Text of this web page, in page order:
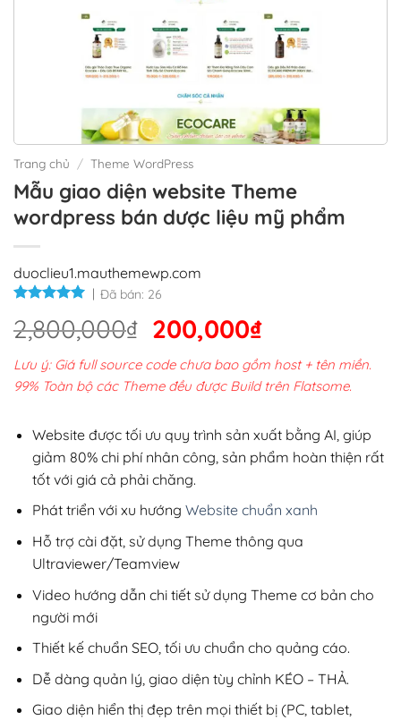
Trang chủ / Theme WordPress
Mẫu giao diện website Theme
wordpress bán dược liệu mỹ phẩm
duoclieu1.mauthemewp.com
Đã bán: 26
2,800,000₫ Giá
gốc
là:
2,800,000₫.
200,000₫Giá
hiện
tại
200,000₫.
Lưu ý: Giá full source code chưa bao gồm host + tên miền.
99% Toàn bộ các Theme đều được Build trên Flatsome.
Website được tối ưu quy trình sản xuất bằng AI, giúp
giảm 80% chi phí nhân công, sản phẩm hoàn thiện rất
tốt với giá cả phải chăng.
Phát triển với xu hướng Website chuẩn xanh
Hỗ trợ cài đặt, sử dụng Theme thông qua
Ultraviewer/Teamview
Video hướng dẫn chi tiết sử dụng Theme cơ bản cho
người mới
Thiết kế chuẩn SEO, tối ưu chuẩn cho quảng cáo.
Dễ dàng quản lý, giao diện tùy chỉnh KÉO – THẢ.
Giao diện hiển thị đẹp trên mọi thiết bị (PC, tablet,